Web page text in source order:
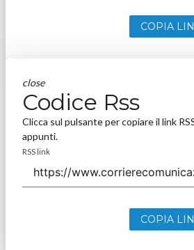
COPIA
close
Codice Rss
Clicca sul pulsante per copiare il link
appunti.
RSS link
COPIA